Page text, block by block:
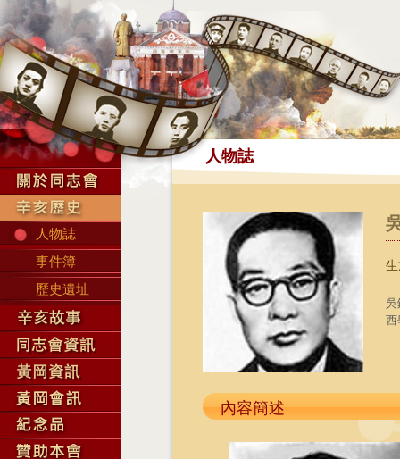
人物誌
事件簿
歷史遺址
人物誌
吳
西
內容簡述